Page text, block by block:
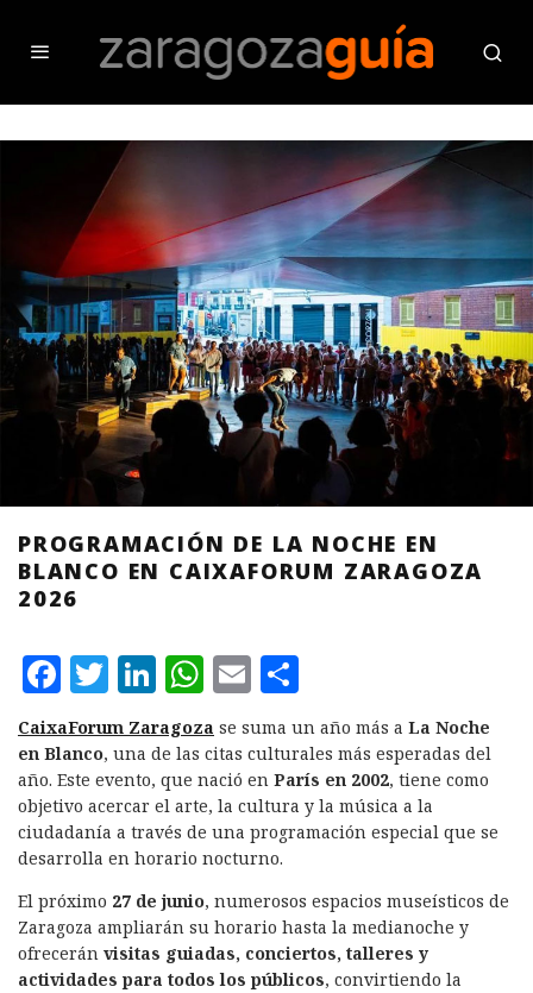
PROGRAMACIÓN DE LA NOCHE EN
BLANCO EN CAIXAFORUM ZARAGOZA
2026
F
a
c
e
b
o
o
k
T
w
it
te
r
L
i
n
k
e
d
I
n
W
h
at
s
A
p
p
E
m
ai
l
o
m
p
a
ir
CaixaForum Zaragoza se suma un año más a La Noche
en Blanco, una de las citas culturales más esperadas del
año. Este evento, que nació en París en 2002, tiene como
objetivo acercar el arte, la cultura y la música a la
ciudadanía a través de una programación especial que se
desarrolla en horario nocturno.
El próximo 27 de junio, numerosos espacios museísticos de
Zaragoza ampliarán su horario hasta la medianoche y
ofrecerán visitas guiadas, conciertos, talleres y
actividades para todos los públicos, convirtiendo la